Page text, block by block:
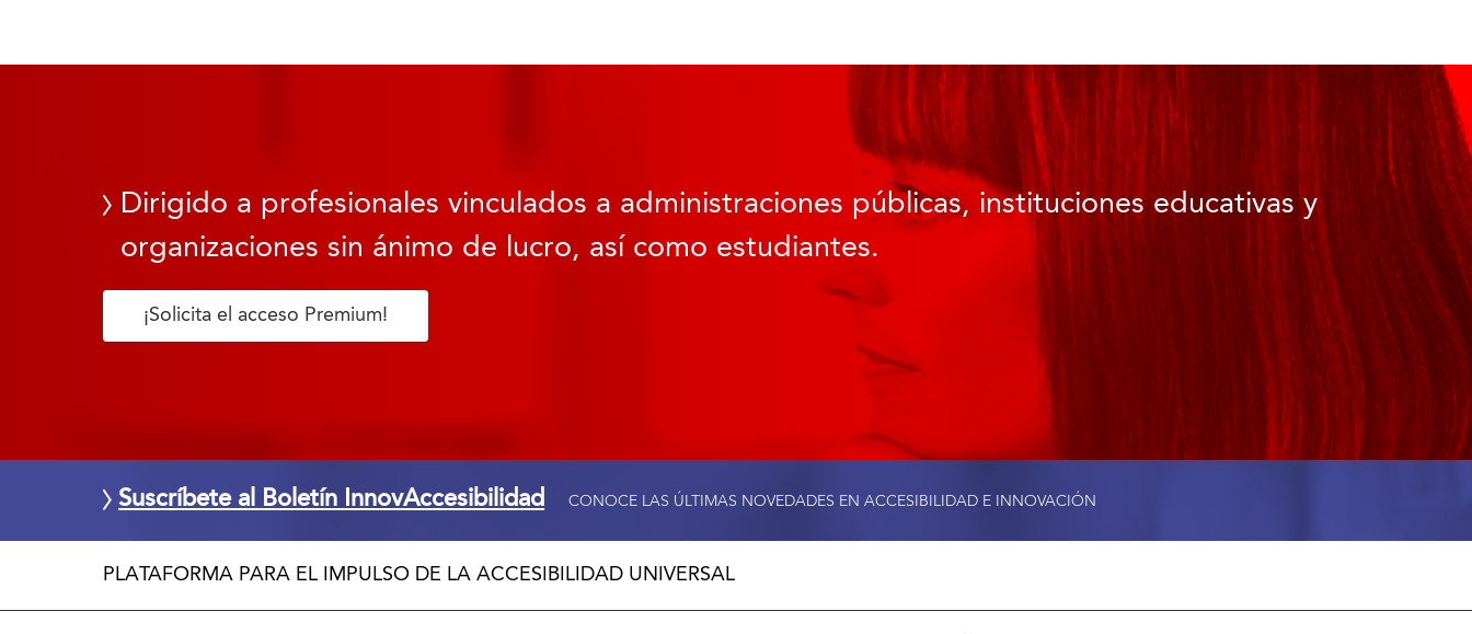
Dirigido a profesionales vinculados a administraciones públicas, instituciones educativas y
organizaciones sin ánimo de lucro, así como estudiantes.
¡Solicita el acceso Premium!
Suscríbete al Boletín InnovAccesibilidad CONOCE LAS ÚLTIMAS NOVEDADES EN ACCESIBILIDAD E INNOVACIÓN
PLATAFORMA PARA EL IMPULSO DE LA ACCESIBILIDAD UNIVERSAL